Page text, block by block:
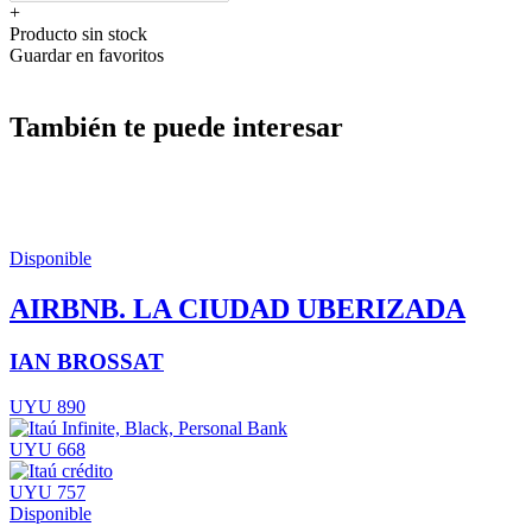
+
Producto sin stock
Guardar en favoritos
También te puede interesar
Disponible
AIRBNB. LA CIUDAD UBERIZADA
IAN BROSSAT
UYU 890
UYU 668
UYU 757
Disponible